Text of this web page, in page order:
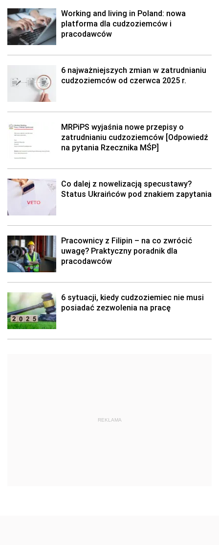
Working and living in Poland: nowa
platforma dla cudzoziemców i
pracodawców
6 najważniejszych zmian w zatrudnianiu
cudzoziemców od czerwca 2025 r.
MRPiPS wyjaśnia nowe przepisy o
zatrudnianiu cudzoziemców [Odpowiedź
na pytania Rzecznika MŚP]
Co dalej z nowelizacją specustawy?
Status Ukraińców pod znakiem zapytania
Pracownicy z Filipin – na co zwrócić
uwagę? Praktyczny poradnik dla
pracodawców
6 sytuacji, kiedy cudzoziemiec nie musi
posiadać zezwolenia na pracę
REKLAMA